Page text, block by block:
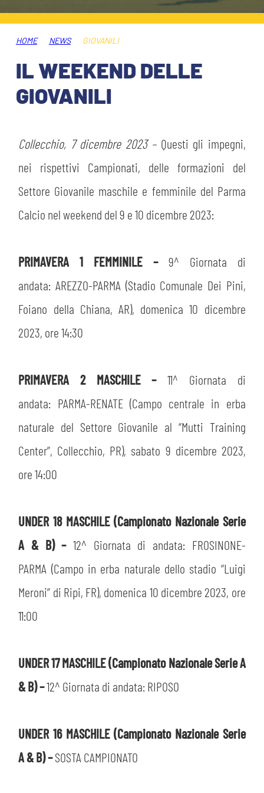
INFO BIGLIETTI
MUSEUM CLUB EXPERIENCE
INFORMAZIONI ACCREDITI
TRASFERTE
TICKET GIFT CARD
SHOP
HOSPITALITY
HOSPITALITY
ESPORTS
IL CLUB
ORGANIGRAMMA
STORE
MUSEO
LAVORA CON NOI
INFORMATIVA FINANZIARIA
FLASH NEWS
STADIO TARDINI
PLAY GREEN
CSR
LEGENDS
PARTNER
MEDIA
HOME NEWS GIOVANILI
IL WEEKEND DELLE
GIOVANILI
Collecchio, 7 dicembre 2023 –Questi gli impegni,
nei rispettivi Campionati, delle formazioni del
Settore Giovanile maschile e femminile del Parma
Calcio nel weekend del 9 e 10 dicembre 2023:
PRIMAVERA 1 FEMMINILE –9^ Giornata di
andata: AREZZO-PARMA (Stadio Comunale Dei Pini,
Foiano della Chiana, AR), domenica 10 dicembre
2023, ore 14:30
PRIMAVERA 2 MASCHILE –11^ Giornata di
andata: PARMA-RENATE (Campo centrale in erba
naturale del Settore Giovanile al “Mutti Training
Center”, Collecchio, PR), sabato 9 dicembre 2023,
ore 14:00
UNDER 18 MASCHILE (Campionato Nazionale Serie
A & B) –12^ Giornata di andata: FROSINONE-
PARMA (Campo in erba naturale dello stadio “Luigi
Meroni” di Ripi, FR), domenica 10 dicembre 2023, ore
11:00
UNDER 17 MASCHILE (Campionato Nazionale Serie A
& B) –12^ Giornata di andata: RIPOSO
UNDER 16 MASCHILE (Campionato Nazionale Serie
A & B) –SOSTA CAMPIONATO